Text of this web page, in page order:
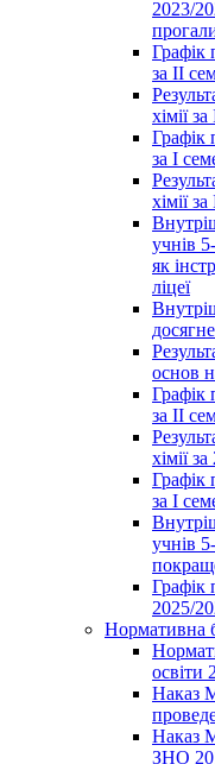
2023/
Графік
за ІІ
хімії
Графік
за І
хімії
учнів
як
ліцеї
основ
Графік
за ІІ
хімії
Графік
за І
учнів
Графік
2025/
Нормативна
освіти
Наказ
Наказ
ЗНО